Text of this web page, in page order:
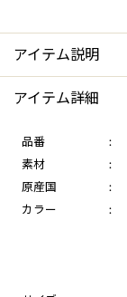
アイテム説明
アイテム詳細
品番 :
素材
:
原産国
:
カラー
: